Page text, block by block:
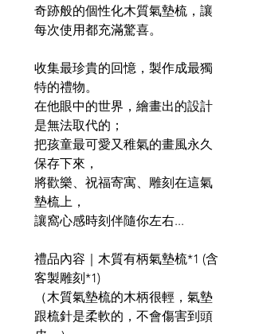
奇跡般的個性化木質氣墊梳，讓
每次使用都充滿驚喜。
收集最珍貴的回憶，製作成最獨
特的禮物。
在他眼中的世界，繪畫出的設計
是無法取代的；
把孩童最可愛又稚氣的畫風永久
保存下來，
將歡樂、祝福寄寓、雕刻在這氣
墊梳上，
讓窩心感時刻伴隨你左右...
禮品內容｜木質有柄氣墊梳*1 (含
客製雕刻*1)
（木質氣墊梳的木柄很輕，氣墊
跟梳針是柔軟的，不會傷害到頭